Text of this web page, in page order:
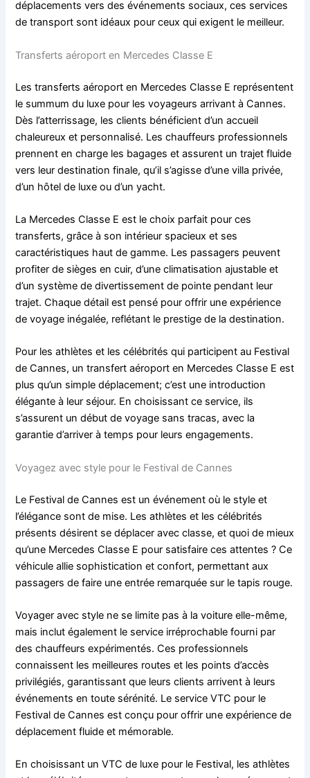
déplacements vers des événements sociaux, ces services
de transport sont idéaux pour ceux qui exigent le meilleur.
Transferts aéroport en Mercedes Classe E
Les transferts aéroport en Mercedes Classe E représentent
le summum du luxe pour les voyageurs arrivant à Cannes.
Dès l’atterrissage, les clients bénéficient d’un accueil
chaleureux et personnalisé. Les chauffeurs professionnels
prennent en charge les bagages et assurent un trajet fluide
vers leur destination finale, qu’il s’agisse d’une villa privée,
d’un hôtel de luxe ou d’un yacht.
La Mercedes Classe E est le choix parfait pour ces
transferts, grâce à son intérieur spacieux et ses
caractéristiques haut de gamme. Les passagers peuvent
profiter de sièges en cuir, d’une climatisation ajustable et
d’un système de divertissement de pointe pendant leur
trajet. Chaque détail est pensé pour offrir une expérience
de voyage inégalée, reflétant le prestige de la destination.
Pour les athlètes et les célébrités qui participent au Festival
de Cannes, un transfert aéroport en Mercedes Classe E est
plus qu’un simple déplacement; c’est une introduction
élégante à leur séjour. En choisissant ce service, ils
s’assurent un début de voyage sans tracas, avec la
garantie d’arriver à temps pour leurs engagements.
Voyagez avec style pour le Festival de Cannes
Le Festival de Cannes est un événement où le style et
l’élégance sont de mise. Les athlètes et les célébrités
présents désirent se déplacer avec classe, et quoi de mieux
qu’une Mercedes Classe E pour satisfaire ces attentes ? Ce
véhicule allie sophistication et confort, permettant aux
passagers de faire une entrée remarquée sur le tapis rouge.
Voyager avec style ne se limite pas à la voiture elle-même,
mais inclut également le service irréprochable fourni par
des chauffeurs expérimentés. Ces professionnels
connaissent les meilleures routes et les points d’accès
privilégiés, garantissant que leurs clients arrivent à leurs
événements en toute sérénité. Le service VTC pour le
Festival de Cannes est conçu pour offrir une expérience de
déplacement fluide et mémorable.
En choisissant un VTC de luxe pour le Festival, les athlètes